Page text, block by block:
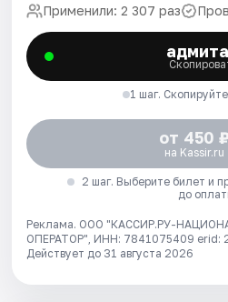
Применили: 2 307 раз
1 шаг.
от 450
на Kassir.ru
2 шаг. Выберите билет и
до
Реклама. ООО "КАССИР.РУ-
ОПЕРАТОР", ИНН: 7841075409 erid:
Действует до 31 августа 2026